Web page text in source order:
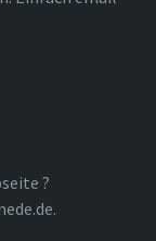
?